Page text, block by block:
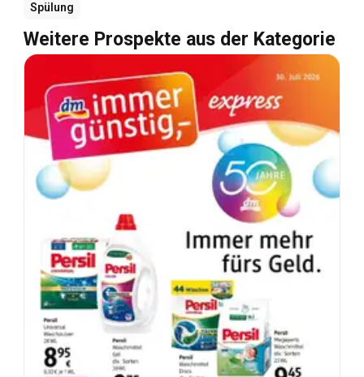
Spülung
Weitere Prospekte aus der Kategorie